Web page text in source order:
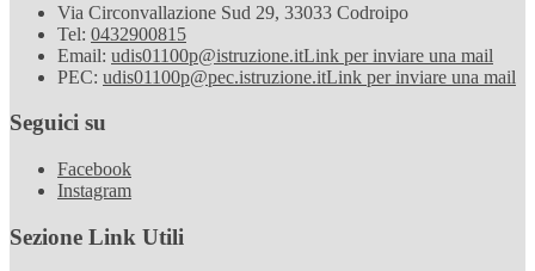
Via Circonvallazione Sud 29, 33033 Codroipo
Tel: 0432900815
Email: udis01100p@istruzione.itLink per inviare una mail
PEC: udis01100p@pec.istruzione.itLink per inviare una mail
Seguici su
Facebook
Instagram
Sezione Link Utili